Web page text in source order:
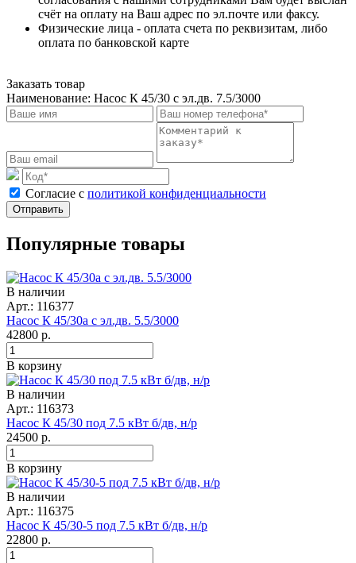
счёт на оплату на Ваш адрес по эл.почте или факсу.
Физические лица - оплата счета по реквизитам, либо
оплата по банковской карте
Заказать товар
Наименование: Насос К 45/30 с эл.дв. 7.5/3000
Cогласие с политикой конфиденциальности
Отправить
Популярные товары
В наличии
Арт.: 116377
Насос К 45/30а с эл.дв. 5.5/3000
42800 р.
В корзину
В наличии
Арт.: 116373
Насос К 45/30 под 7.5 кВт б/дв, н/р
24500 р.
В корзину
В наличии
Арт.: 116375
Насос К 45/30-5 под 7.5 кВт б/дв, н/р
22800 р.